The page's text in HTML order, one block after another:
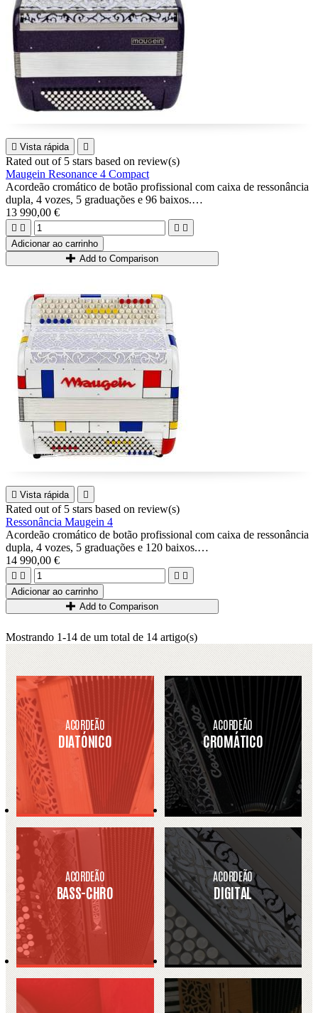
 Vista rápida 
Rated out of 5 stars based on review(s)
Maugein Resonance 4 Compact
Acordeão cromático de botão profissional com caixa de ressonância
dupla, 4 vozes, 5 graduações e 96 baixos.
Feito na pura tradição Maugein : música A Mano pregada, caixa de
madeira...
Ideal para músicos avançados ou profissionais que procuram um
acordeão altamente versátil (possibilidades de jazz, clássico, latino,
duplo fagote)
13 990,00 €
   
Adicionar ao carrinho
Add to Comparison
 Vista rápida 
Rated out of 5 stars based on review(s)
Ressonância Maugein 4
Acordeão cromático de botão profissional com caixa de ressonância
dupla, 4 vozes, 5 graduações e 120 baixos.
Feito na pura tradição Maugein : música A Mano pregada, caixa de
madeira...
Ideal para músicos avançados ou profissionais que procuram um
acordeão altamente versátil (possibilidades de jazz, clássico, latino,
duplo fagote)
14 990,00 €
   
Adicionar ao carrinho
Add to Comparison
Mostrando 1-14 de um total de 14 artigo(s)
ACORDEÃO
DIATÓNICO
ACORDEÃO
CROMÁTICO
ACORDEÃO
BASS-CHRO
ACORDEÃO
DIGITAL